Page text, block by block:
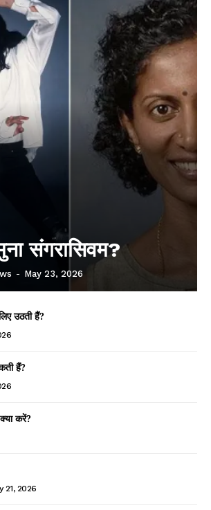
संगरासिवम?
- May 23, 2026
उठती हैं?
हैं?
करें?
21, 2026